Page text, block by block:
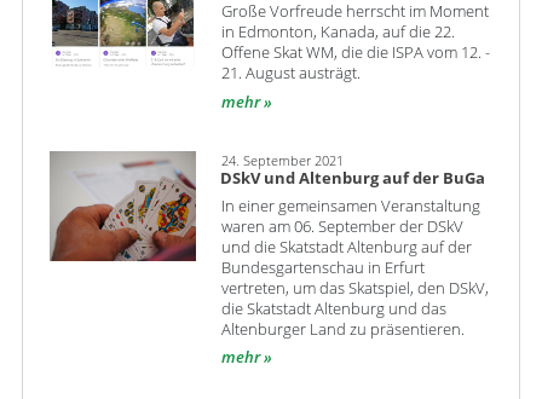
Große Vorfreude herrscht im Moment
in Edmonton, Kanada, auf die 22.
Offene Skat WM, die die ISPA vom 12. -
21. August austrägt.
mehr
24. September 2021
DSkV und Altenburg auf der BuGa
In einer gemeinsamen Veranstaltung
waren am 06. September der DSkV
und die Skatstadt Altenburg auf der
Bundesgartenschau in Erfurt
vertreten, um das Skatspiel, den DSkV,
die Skatstadt Altenburg und das
Altenburger Land zu präsentieren.
mehr